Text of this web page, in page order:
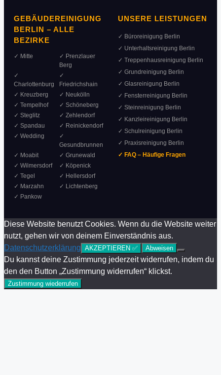
GEBÄUDEREINIGUNG
BERLIN – ALLE
BEZIRKE
✓ Mitte
✓ Prenzlauer
Berg
✓
Charlottenburg
✓
Friedrichshain
✓ Kreuzberg
✓ Neukölln
✓ Tempelhof
✓ Schöneberg
✓ Steglitz
✓ Zehlendorf
✓ Spandau
✓ Reinickendorf
✓ Wedding
✓
Gesundbrunnen
✓ Moabit
✓ Grunewald
✓ Wilmersdorf
✓ Köpenick
✓ Tegel
✓ Hellersdorf
✓ Marzahn
✓ Lichtenberg
✓ Pankow
UNSERE LEISTUNGEN
✓ Büroreinigung Berlin
✓ Unterhaltsreinigung Berlin
✓ Treppenhausreinigung Berlin
✓ Grundreinigung Berlin
✓ Glasreinigung Berlin
✓ Fensterreinigung Berlin
✓ Steinreinigung Berlin
✓ Kanzleireinigung Berlin
✓ Schulreinigung Berlin
✓ Praxisreinigung Berlin
✓ FAQ – Häufige Fragen
Diese Website benutzt Cookies. Wenn du die Website weiter
nutzt, gehen wir von deinem Einverständnis aus.
Datenschutzerklärung AKZEPTIEREN ✅ Abweisen
Du kannst deine Zustimmung jederzeit widerrufen, indem du
den den Button „Zustimmung widerrufen“ klickst.
Zustimmung wiederrufen